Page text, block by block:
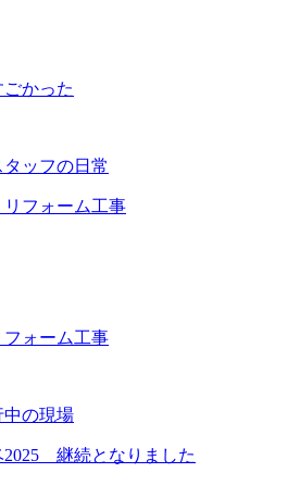
かった
タッフの日常
ォーム工事
中の現場